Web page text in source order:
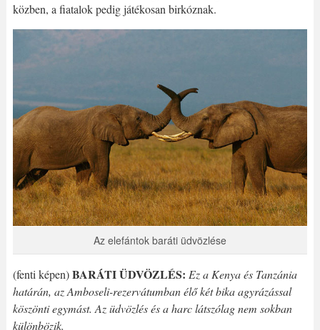
közben, a fiatalok pedig játékosan birkóznak.
Az elefántok baráti üdvözlése
(fenti képen)BARÁTI ÜDVÖZLÉS: Ez a Kenya és Tanzánia
határán, az Amboseli-rezervátumban élő két bika agyrázással
köszönti egymást. Az üdvözlés és a harc látszólag nem sokban
különbözik.